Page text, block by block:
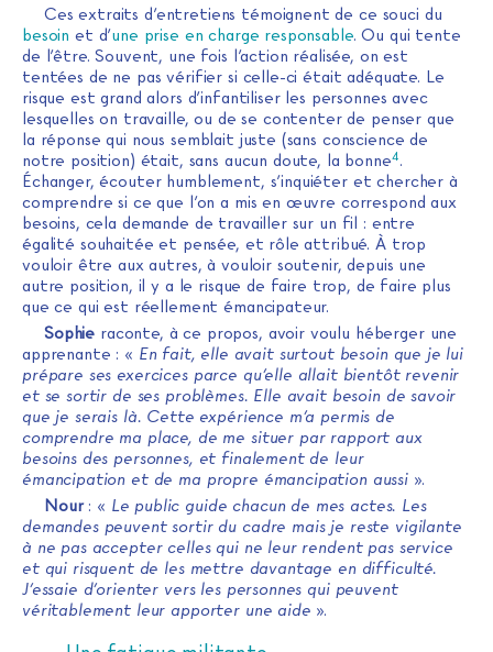
Ces extraits d’entretiens témoignent de ce souci du
besoin et d’une prise en charge responsable. Ou qui tente
de l’être. Souvent, une fois l’action réalisée, on est
tentées de ne pas vérifier si celle-ci était adéquate. Le
risque est grand alors d’infantiliser les personnes avec
lesquelles on travaille, ou de se contenter de penser que
la réponse qui nous semblait juste (sans conscience de
notre position) était, sans aucun doute, la bonne4.
Échanger, écouter humblement, s’inquiéter et chercher à
comprendre si ce que l’on a mis en œuvre correspond aux
besoins, cela demande de travailler sur un fil : entre
égalité souhaitée et pensée, et rôle attribué. À trop
vouloir être aux autres, à vouloir soutenir, depuis une
autre position, il y a le risque de faire trop, de faire plus
que ce qui est réellement émancipateur.
Sophie raconte, à ce propos, avoir voulu héberger une
apprenante : « En fait, elle avait surtout besoin que je lui
prépare ses exercices parce qu’elle allait bientôt revenir
et se sortir de ses problèmes. Elle avait besoin de savoir
que je serais là. Cette expérience m’a permis de
comprendre ma place, de me situer par rapport aux
besoins des personnes, et finalement de leur
émancipation et de ma propre émancipation aussi».
Nour: « Le public guide chacun de mes actes. Les
demandes peuvent sortir du cadre mais je reste vigilante
à ne pas accepter celles qui ne leur rendent pas service
et qui risquent de les mettre davantage en difficulté.
J’essaie d’orienter vers les personnes qui peuvent
véritablement leur apporter une aide ».